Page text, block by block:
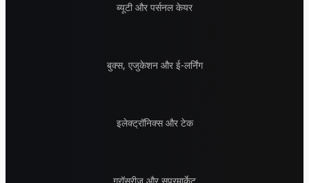
ब्यूटी और पर्सनल केयर
बुक्स, एजुकेशन और ई-लर्निंग
इलेक्ट्रॉनिक्स और टेक